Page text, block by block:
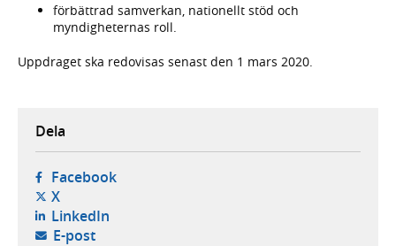
förbättrad samverkan, nationellt stöd och
myndigheternas roll.
Uppdraget ska redovisas senast den 1 mars 2020.
Dela
Facebook- öppnas i ny flik, extern webbplats,
X- öppnas i ny flik, extern webbplats,
LinkedIn- öppnas i ny flik, extern webbplats,
E-post- öppnar din e-postklient,